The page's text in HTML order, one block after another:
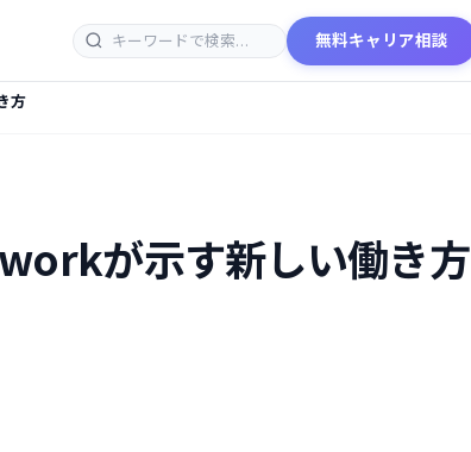
無料キャリア相談
方
が示す新しい働き方